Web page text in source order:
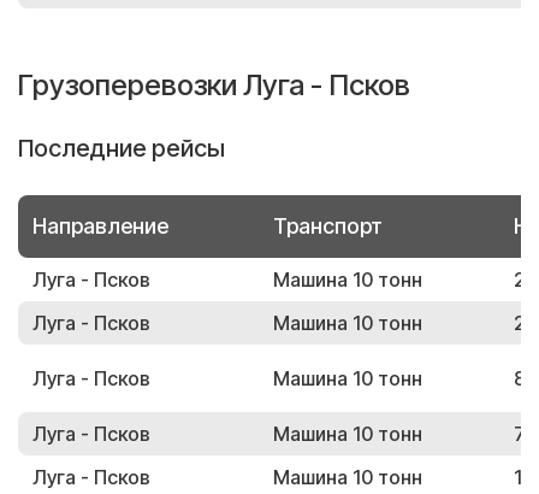
Грузоперевозки Луга - Псков
Последние рейсы
Направление Транспорт
Луга - Псков Машина 10 тонн
Луга - Псков
Машина 10 тонн
Луга - Псков Машина 10 тонн
Луга - Псков Машина 10 тонн
Луга - Псков
Машина 10 тонн